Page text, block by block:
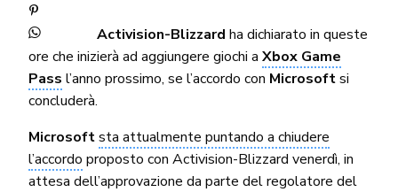
Activision-Blizzard ha dichiarato in queste
ore che inizierà ad aggiungere giochi aXbox Game
Pass l’anno prossimo, se l’accordo con Microsoftsi
concluderà.
Microsoftsta attualmente puntando a chiudere
l’accordo proposto con Activision-Blizzard venerdì, in
attesa dell’approvazione da parte del regolatore del